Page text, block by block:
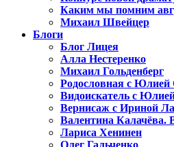
Каким мы помним
Михаил Швейцер
Блоги
Блог Лицея
Алла Нестеренко
Михаил Гольденберг
Родословная с Юлией
Видоискатель с
Вернисаж с Ириной
Валентина Калачёва.
Лариса Хенинен